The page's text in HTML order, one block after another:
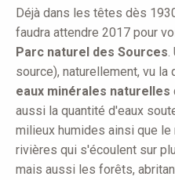
Déjà dans les têtes dès
faudra attendre 2017 pour
Parc naturel des Sources
source), naturellement, vu
eaux minérales naturelles
aussi la quantité d'eaux
milieux humides ainsi que
rivières qui s'écoulent sur
mais aussi les forêts,